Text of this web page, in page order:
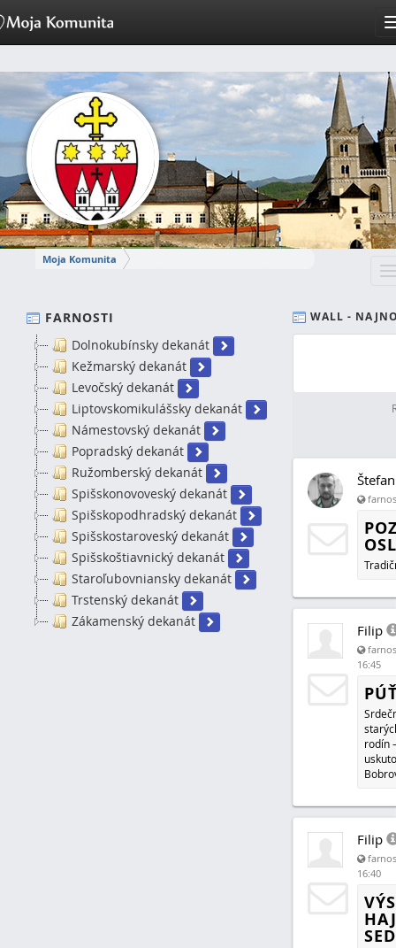
Moja Komunita
FARNOSTI
Dolnokubínsky dekanát
Kežmarský dekanát
Levočský dekanát
Liptovskomikulášsky dekanát
Námestovský dekanát
Popradský dekanát
Ružomberský dekanát
Spišskonovoveský dekanát
Spišskopodhradský dekanát
Spišskostaroveský dekanát
Spišskoštiavnický dekanát
Staroľubovniansky dekanát
Trstenský dekanát
Zákamenský dekanát
WALL -
Štefan
Filip
16:45
rodín
Filip
16:40